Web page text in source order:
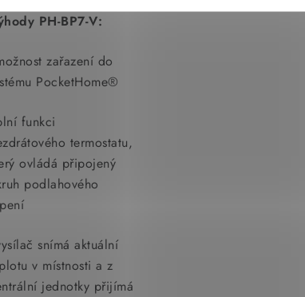
PH-BP7-V:
zařazení do
PocketHome®
funkci
termostatu,
ovládá připojený
podlahového
snímá aktuální
v místnosti a z
jednotky přijímá